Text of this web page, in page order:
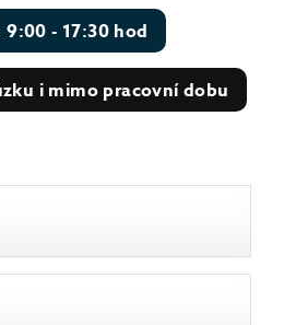
9:00 - 17:30 hod
i mimo pracovní dobu